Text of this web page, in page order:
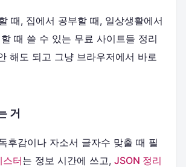
때, 집에서 공부할 때, 일상생활에서
때 쓸 수 있는 무료 사이트들 정리
해도 되고 그냥 브라우저에서 바로
거
후감이나 자소서 글자수 맞출 때 필
스터는 정보 시간에 쓰고, JSON 정리